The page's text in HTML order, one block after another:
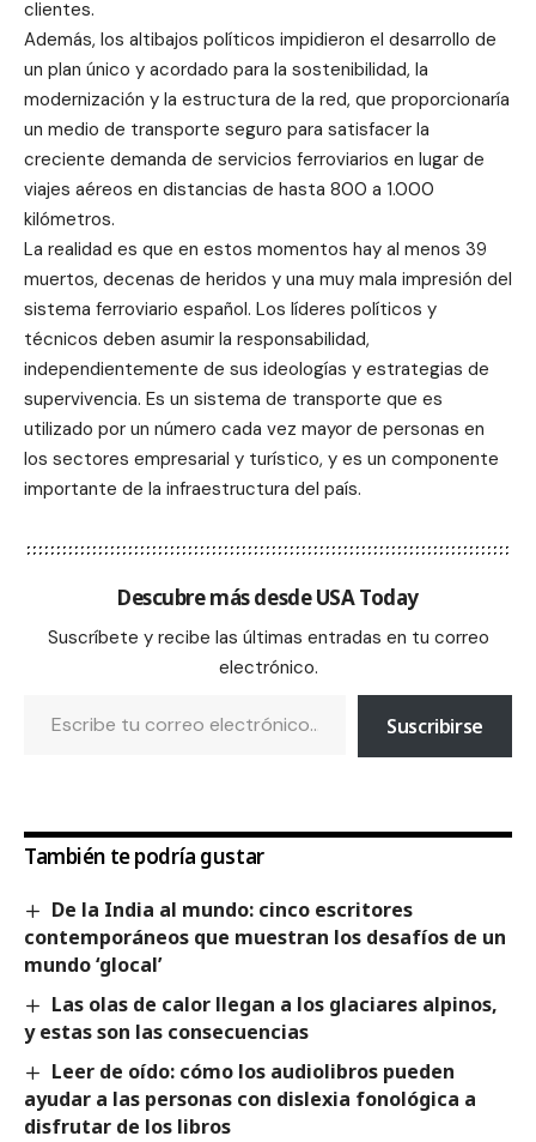
clientes.
Además, los altibajos políticos impidieron el desarrollo de
un plan único y acordado para la sostenibilidad, la
modernización y la estructura de la red, que proporcionaría
un medio de transporte seguro para satisfacer la
creciente demanda de servicios ferroviarios en lugar de
viajes aéreos en distancias de hasta 800 a 1.000
kilómetros.
La realidad es que en estos momentos hay al menos 39
muertos, decenas de heridos y una muy mala impresión del
sistema ferroviario español. Los líderes políticos y
técnicos deben asumir la responsabilidad,
independientemente de sus ideologías y estrategias de
supervivencia. Es un sistema de transporte que es
utilizado por un número cada vez mayor de personas en
los sectores empresarial y turístico, y es un componente
importante de la infraestructura del país.
Descubre más desde USA Today
Suscríbete y recibe las últimas entradas en tu correo
electrónico.
Suscribirse
También te podría gustar
De la India al mundo: cinco escritores
contemporáneos que muestran los desafíos de un
mundo ‘glocal’
Las olas de calor llegan a los glaciares alpinos,
y estas son las consecuencias
Leer de oído: cómo los audiolibros pueden
ayudar a las personas con dislexia fonológica a
disfrutar de los libros